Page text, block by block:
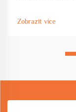
Zobrazit více